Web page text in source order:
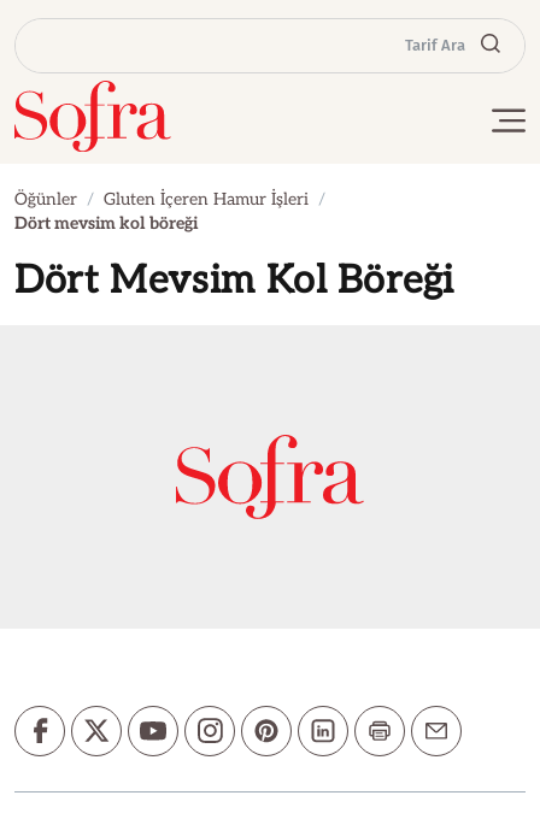
Tarif Ara
Öğünler
Gluten İçeren Hamur İşleri
Dört mevsim kol böreği
Dört Mevsim Kol Böreği